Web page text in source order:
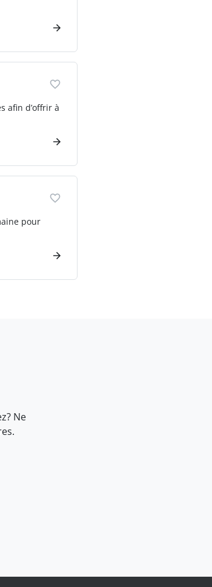
afin d’offrir à
pour
Ne